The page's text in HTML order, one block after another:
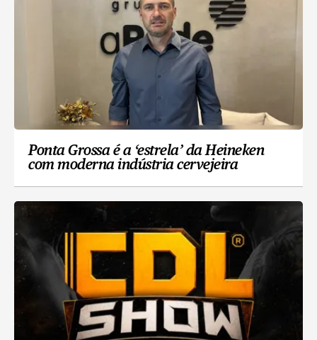
Ponta Grossa é a ‘estrela’ da Heineken
com moderna indústria cervejeira